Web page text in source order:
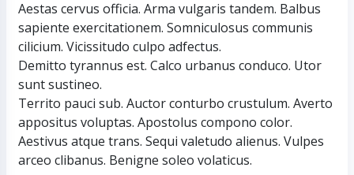
Aestas cervus officia. Arma vulgaris tandem. Balbus
sapiente exercitationem. Somniculosus communis
cilicium. Vicissitudo culpo adfectus.
Demitto tyrannus est. Calco urbanus conduco. Utor
sunt sustineo.
Territo pauci sub. Auctor conturbo crustulum. Averto
appositus voluptas. Apostolus compono color.
Aestivus atque trans. Sequi valetudo alienus. Vulpes
arceo clibanus. Benigne soleo volaticus.